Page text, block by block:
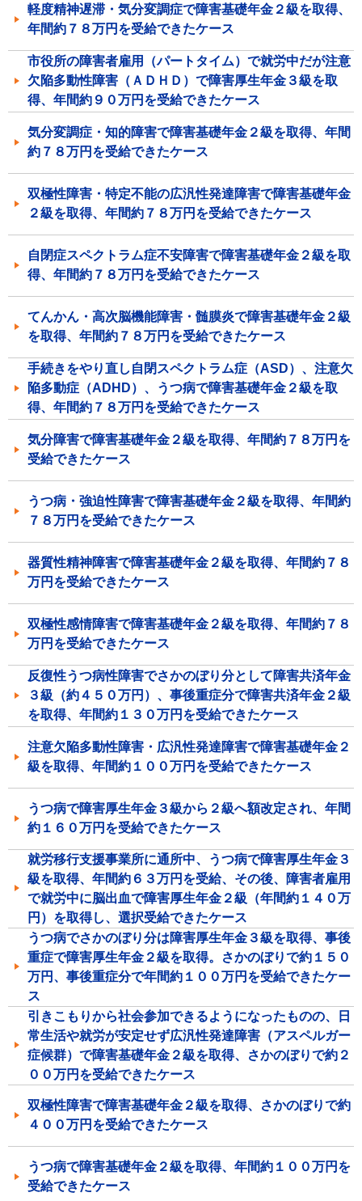
軽度精神遅滞・気分変調症で障害基礎年金２級を取得、
年間約７８万円を受給できたケース
市役所の障害者雇用（パートタイム）で就労中だが注意
欠陥多動性障害（ＡＤＨＤ）で障害厚生年金３級を取
得、年間約９０万円を受給できたケース
気分変調症・知的障害で障害基礎年金２級を取得、年間
約７８万円を受給できたケース
双極性障害・特定不能の広汎性発達障害で障害基礎年金
２級を取得、年間約７８万円を受給できたケース
自閉症スペクトラム症不安障害で障害基礎年金２級を取
得、年間約７８万円を受給できたケース
てんかん・高次脳機能障害・髄膜炎で障害基礎年金２級
を取得、年間約７８万円を受給できたケース
手続きをやり直し自閉スペクトラム症（ASD）、注意欠
陥多動症（ADHD）、うつ病で障害基礎年金２級を取
得、年間約７８万円を受給できたケース
気分障害で障害基礎年金２級を取得、年間約７８万円を
受給できたケース
うつ病・強迫性障害で障害基礎年金２級を取得、年間約
７８万円を受給できたケース
器質性精神障害で障害基礎年金２級を取得、年間約７８
万円を受給できたケース
双極性感情障害で障害基礎年金２級を取得、年間約７８
万円を受給できたケース
反復性うつ病性障害でさかのぼり分として障害共済年金
３級（約４５０万円）、事後重症分で障害共済年金２級
を取得、年間約１３０万円を受給できたケース
注意欠陥多動性障害・広汎性発達障害で障害基礎年金２
級を取得、年間約１００万円を受給できたケース
うつ病で障害厚生年金３級から２級へ額改定され、年間
約１６０万円を受給できたケース
就労移行支援事業所に通所中、うつ病で障害厚生年金３
級を取得、年間約６３万円を受給、その後、障害者雇用
で就労中に脳出血で障害厚生年金２級（年間約１４０万
円）を取得し、選択受給できたケース
うつ病でさかのぼり分は障害厚生年金３級を取得、事後
重症で障害厚生年金２級を取得。さかのぼりで約１５０
万円、事後重症分で年間約１００万円を受給できたケー
ス
引きこもりから社会参加できるようになったものの、日
常生活や就労が安定せず広汎性発達障害（アスペルガー
症候群）で障害基礎年金２級を取得、さかのぼりで約２
００万円を受給できたケース
双極性障害で障害基礎年金２級を取得、さかのぼりで約
４００万円を受給できたケース
うつ病で障害基礎年金２級を取得、年間約１００万円を
受給できたケース